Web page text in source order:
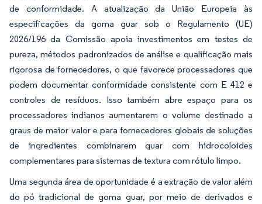
de conformidade. A atualização da União Europeia às
especificações da goma guar sob o Regulamento (UE)
2026/196 da Comissão apoia investimentos em testes de
pureza, métodos padronizados de análise e qualificação mais
rigorosa de fornecedores, o que favorece processadores que
podem documentar conformidade consistente com E 412 e
controles de resíduos. Isso também abre espaço para os
processadores indianos aumentarem o volume destinado a
graus de maior valor e para fornecedores globais de soluções
de ingredientes combinarem guar com hidrocoloides
complementares para sistemas de textura com rótulo limpo.
Uma segunda área de oportunidade é a extração de valor além
do pó tradicional de goma guar, por meio de derivados e